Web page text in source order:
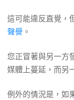
這可能違反直覺，
聲譽 。
您正冒著與另一方
媒體上蔓延，而另
例外的情況是，如